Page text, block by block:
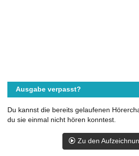
Ausgabe verpasst?
Du kannst die bereits gelaufenen
du sie einmal nicht hören konntest.
Zu den